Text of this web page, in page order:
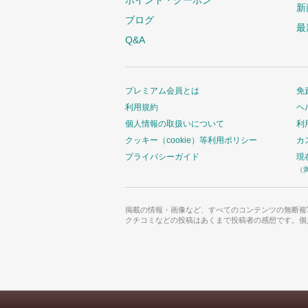
ブログ
Q&A
最
プレミアム会員とは
利用規約
個人情報の取扱いについて
クッキー（cookie）等利用ポリシー
プライバシーガイド
免
ヘ
利
カ
現
（
掲載の情報・画像など、すべてのコンテンツの無断
クチコミなどの投稿はあくまで投稿者の感想です。